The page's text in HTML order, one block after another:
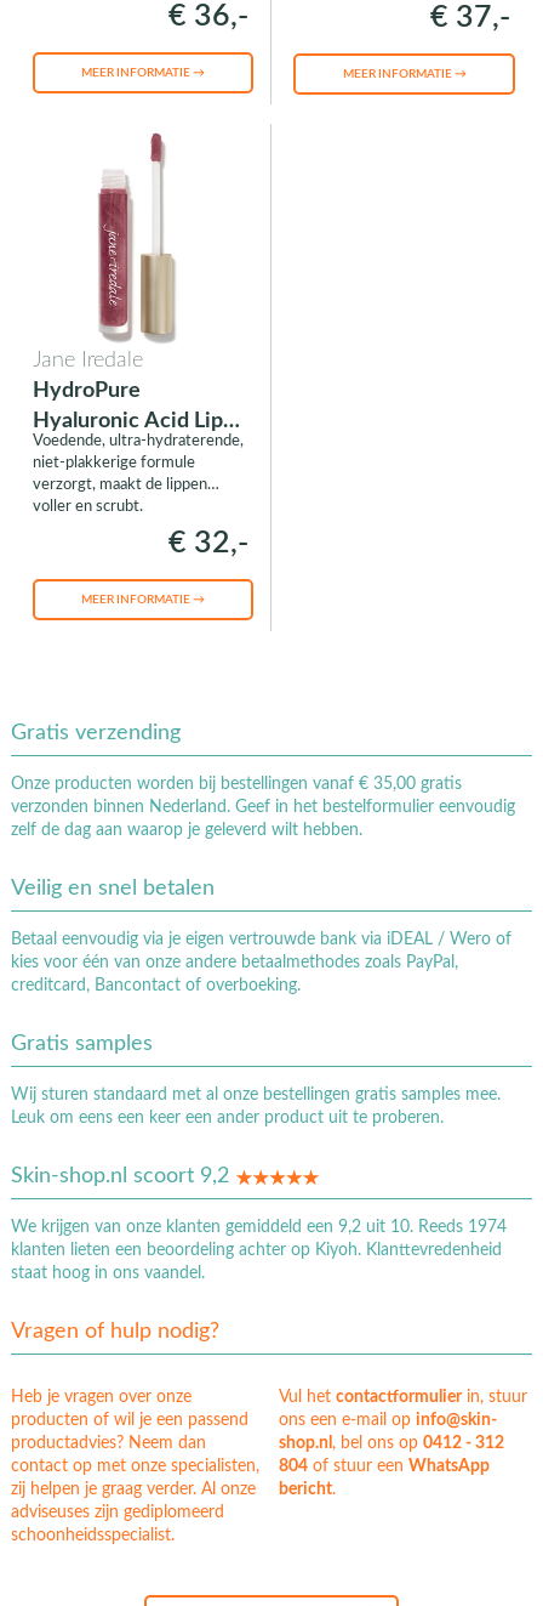
€ 36,-
MEER INFORMATIE →
€ 37,-
MEER INFORMATIE →
Jane Iredale
HydroPure
Hyaluronic Acid Lip
Gloss
Voedende, ultra-hydraterende,
niet-plakkerige formule
verzorgt, maakt de lippen
voller en scrubt.
€ 32,-
MEER INFORMATIE →
Gratis verzending
Onze producten worden bij bestellingen vanaf € 35,00 gratis
verzonden binnen Nederland. Geef in het bestelformulier eenvoudig
zelf de dag aan waarop je geleverd wilt hebben.
Veilig en snel betalen
Betaal eenvoudig via je eigen vertrouwde bank via iDEAL / Wero of
kies voor één van onze andere betaalmethodes zoals PayPal,
creditcard, Bancontact of overboeking.
Gratis samples
Wij sturen standaard met al onze bestellingen gratis samples mee.
Leuk om eens een keer een ander product uit te proberen.
Skin-shop.nl scoort 9,2
We krijgen van onze klanten gemiddeld een 9,2 uit 10. Reeds 1974
klanten lieten een beoordeling achter op Kiyoh. Klanttevredenheid
staat hoog in ons vaandel.
Vragen of hulp nodig?
Heb je vragen over onze
producten of wil je een passend
productadvies? Neem dan
contact op met onze specialisten,
zij helpen je graag verder. Al onze
adviseuses zijn gediplomeerd
schoonheidsspecialist.
Vul hetcontactformulierin, stuur
ons een e-mail op info@skin-
shop.nl, bel ons op0412 - 312
804 of stuur eenWhatsApp
bericht.